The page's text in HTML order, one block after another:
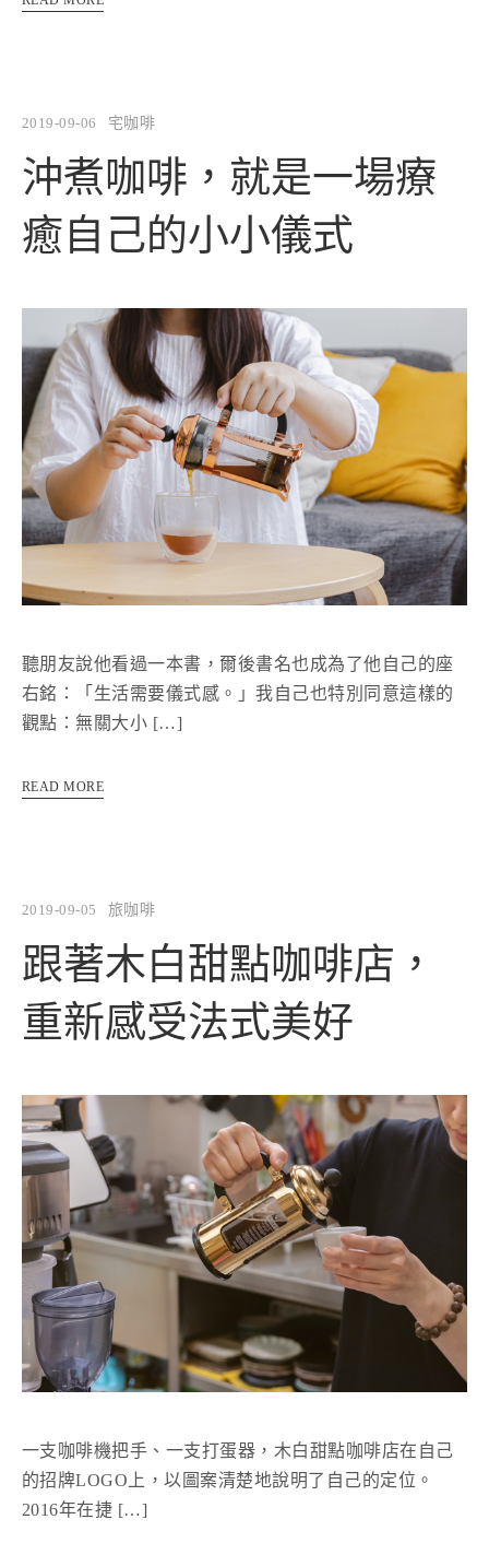
2019-09-06 宅咖啡
沖煮咖啡，就是一場療
癒自己的小小儀式
聽朋友說他看過一本書，爾後書名也成為了他自己的座
右銘：「生活需要儀式感。」我自己也特別同意這樣的
觀點：無關大小 […]
READ MORE
2019-09-05 旅咖啡
跟著木白甜點咖啡店，
重新感受法式美好
一支咖啡機把手、一支打蛋器，木白甜點咖啡店在自己
的招牌LOGO上，以圖案清楚地說明了自己的定位。
2016年在捷 […]